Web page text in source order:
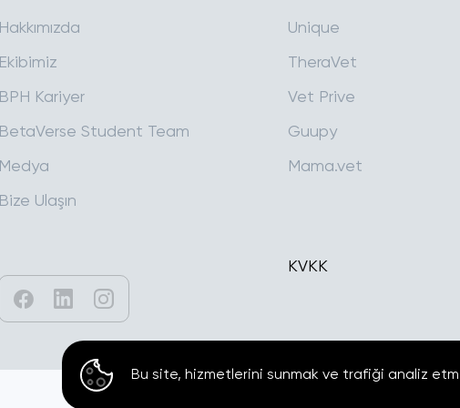
Hakkımızda
Ekibimiz
BPH Kariyer
BetaVerse Student Team
Medya
Bize Ulaşın
Unique
TheraVet
Vet Prive
Guupy
Mama.vet
KVKK
Bu site, hizmetlerini sunmak ve trafiği analiz